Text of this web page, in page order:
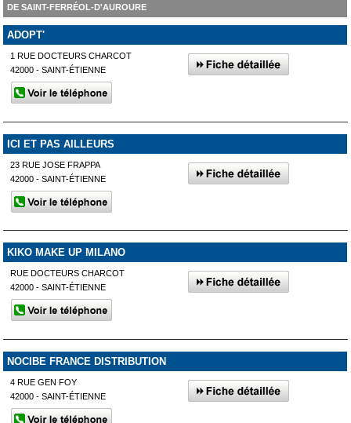
DE SAINT-FERRÉOL-D'AUROURE
ADOPT'
1 RUE DOCTEURS CHARCOT
42000 - SAINT-ÉTIENNE
ICI ET PAS AILLEURS
23 RUE JOSE FRAPPA
42000 - SAINT-ÉTIENNE
KIKO MAKE UP MILANO
RUE DOCTEURS CHARCOT
42000 - SAINT-ÉTIENNE
NOCIBE FRANCE DISTRIBUTION
4 RUE GEN FOY
42000 - SAINT-ÉTIENNE